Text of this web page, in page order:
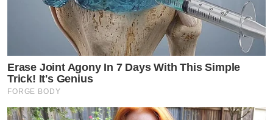
Erase Joint Agony In 7 Days With This Simple
Trick! It's Genius
FORGE BODY